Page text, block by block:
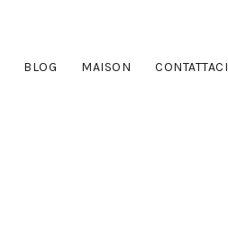
BLOG MAISON CONTATTACI